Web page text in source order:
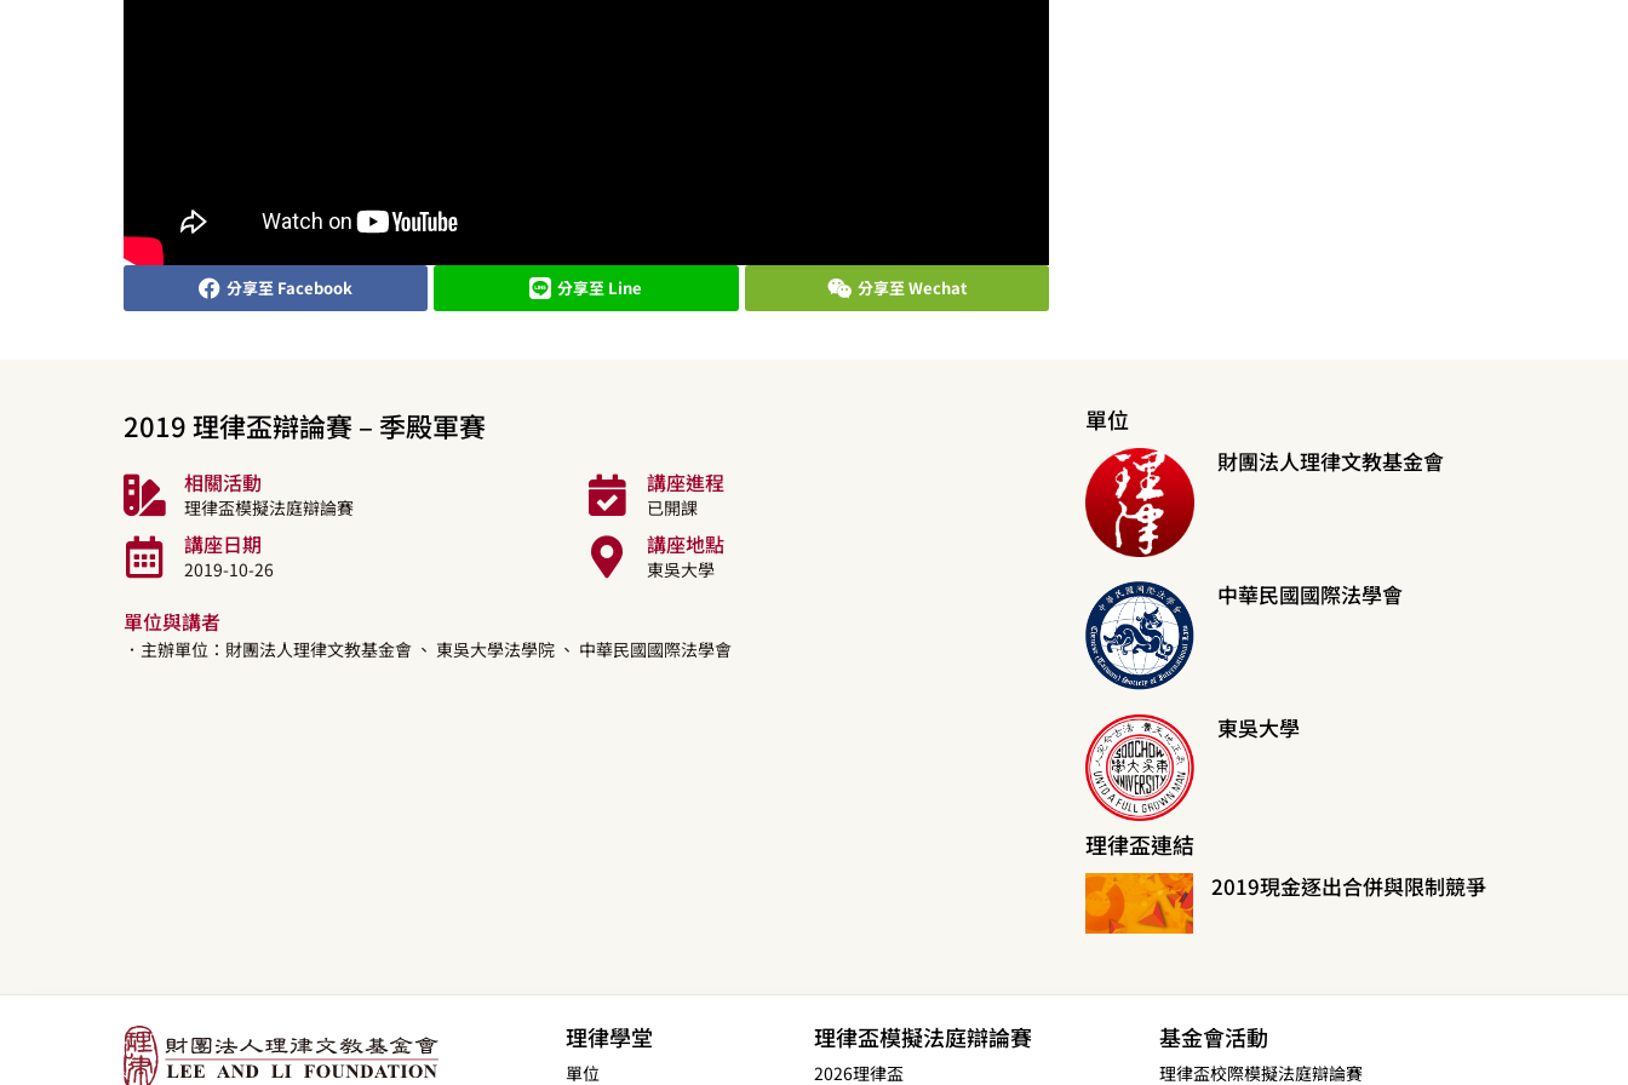
分享至 Facebook 分享至 Line 分享至 Wechat
2019 理律盃辯論賽 – 季殿軍賽
相關活動
理律盃模擬法庭辯論賽
講座進程
已開課
講座日期
2019-10-26
講座地點
東吳大學
單位與講者
．主辦單位：財團法人理律文教基金會 、 東吳大學法學院 、 中華民國國際法學會
單位
財團法人理律文教基金會
中華民國國際法學會
東吳大學
理律盃連結
2019現金逐出合併與限制競爭
理律學堂
單位
理律盃模擬法庭辯論賽
2026理律盃
基金會活動
理律盃校際模擬法庭辯論賽